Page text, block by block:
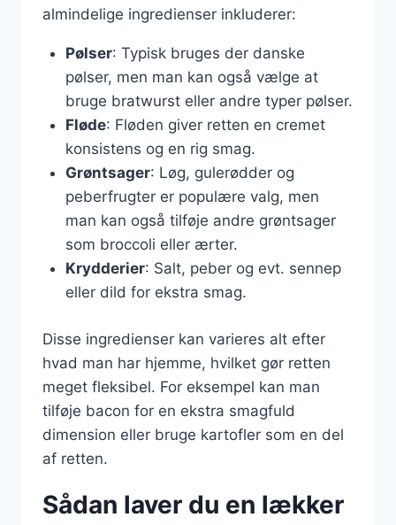
almindelige ingredienser inkluderer:
Pølser: Typisk bruges der danske
pølser, men man kan også vælge at
bruge bratwurst eller andre typer pølser.
Fløde: Fløden giver retten en cremet
konsistens og en rig smag.
Grøntsager: Løg, gulerødder og
peberfrugter er populære valg, men
man kan også tilføje andre grøntsager
som broccoli eller ærter.
Krydderier: Salt, peber og evt. sennep
eller dild for ekstra smag.
Disse ingredienser kan varieres alt efter
hvad man har hjemme, hvilket gør retten
meget fleksibel. For eksempel kan man
tilføje bacon for en ekstra smagfuld
dimension eller bruge kartofler som en del
af retten.
Sådan laver du en lækker